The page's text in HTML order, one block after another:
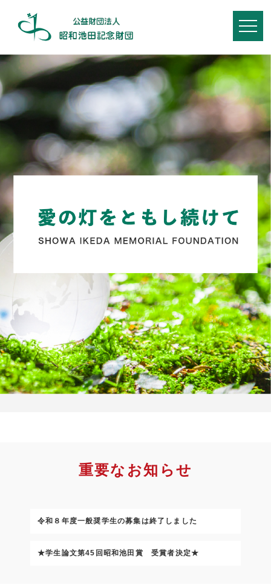
重要なお知らせ
令和８年度一般奨学生の募集は終了しました
★学生論文第45回昭和池田賞 受賞者決定★